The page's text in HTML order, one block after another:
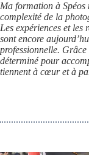
Ma formation à Spéos
complexité de la
Les expériences et
sont encore
professionnelle.
déterminé pour
tiennent à cœur et à